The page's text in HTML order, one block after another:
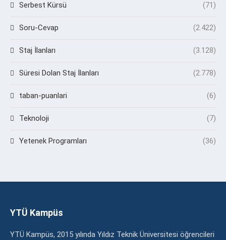
Serbest Kürsü (71)
Soru-Cevap (2.422)
Staj İlanları (3.128)
Süresi Dolan Staj İlanları (2.778)
taban-puanlari (6)
Teknoloji (7)
Yetenek Programları (36)
YTÜ Kampüs
YTÜ Kampüs, 2015 yılında Yıldız Teknik Üniversitesi öğrencileri